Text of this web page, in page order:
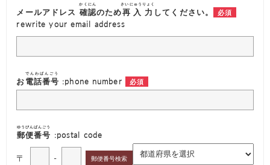
メールアドレス 確認
かくにん
のため再入力
さいにゅうりょく
してください。
rewrite your email address
お電話番号
でんわばんごう
:phone number
郵便番号
ゆうびんばんごう
:postal code
〒 -